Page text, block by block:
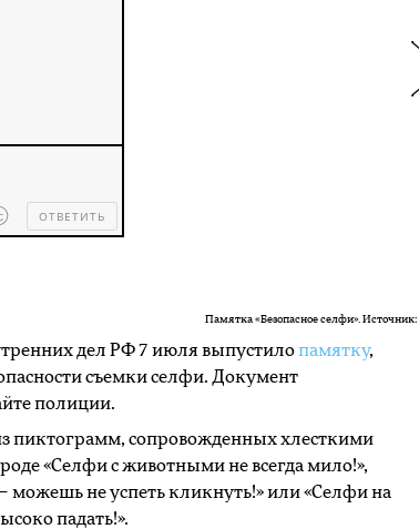
ОТВЕТИТЬ
Памятка «Безопасное селфи».
дел РФ 7 июля выпустилопамятку,
съемки селфи. Документ
полиции.
пиктограмм, сопровожденных хлесткими
«Селфи с животными не всегда мило!»,
можешь не успеть кликнуть!» или «Селфи на
падать!».